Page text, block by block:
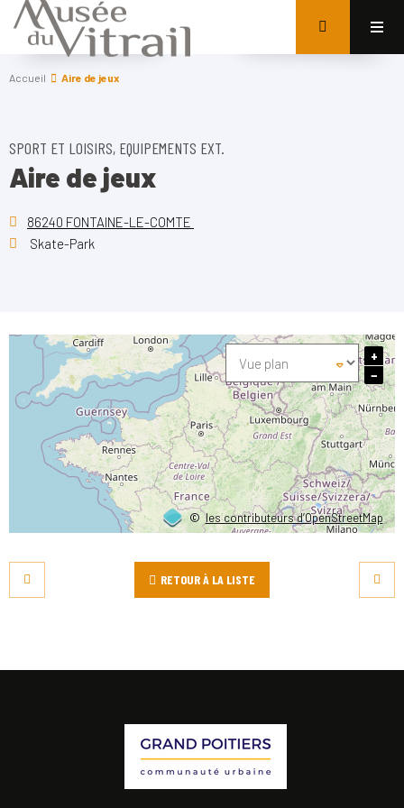
Accueil Aire de jeux
SPORT ET LOISIRS, EQUIPEMENTS EXT.
Aire de jeux
86240 FONTAINE-LE-COMTE
Skate-Park
©les contributeurs d’OpenStreetMap
+
−
RETOUR À LA LISTE